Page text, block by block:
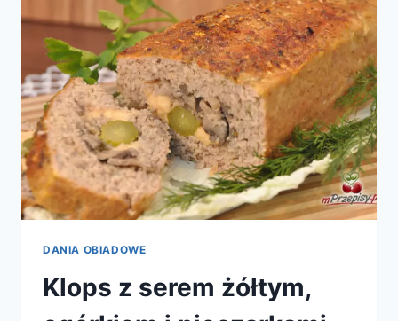
DANIA OBIADOWE
Klops z serem żółtym,